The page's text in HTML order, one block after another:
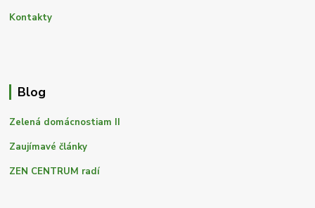
Kontakty
Blog
Zelená domácnostiam II
Zaujímavé články
ZEN CENTRUM radí